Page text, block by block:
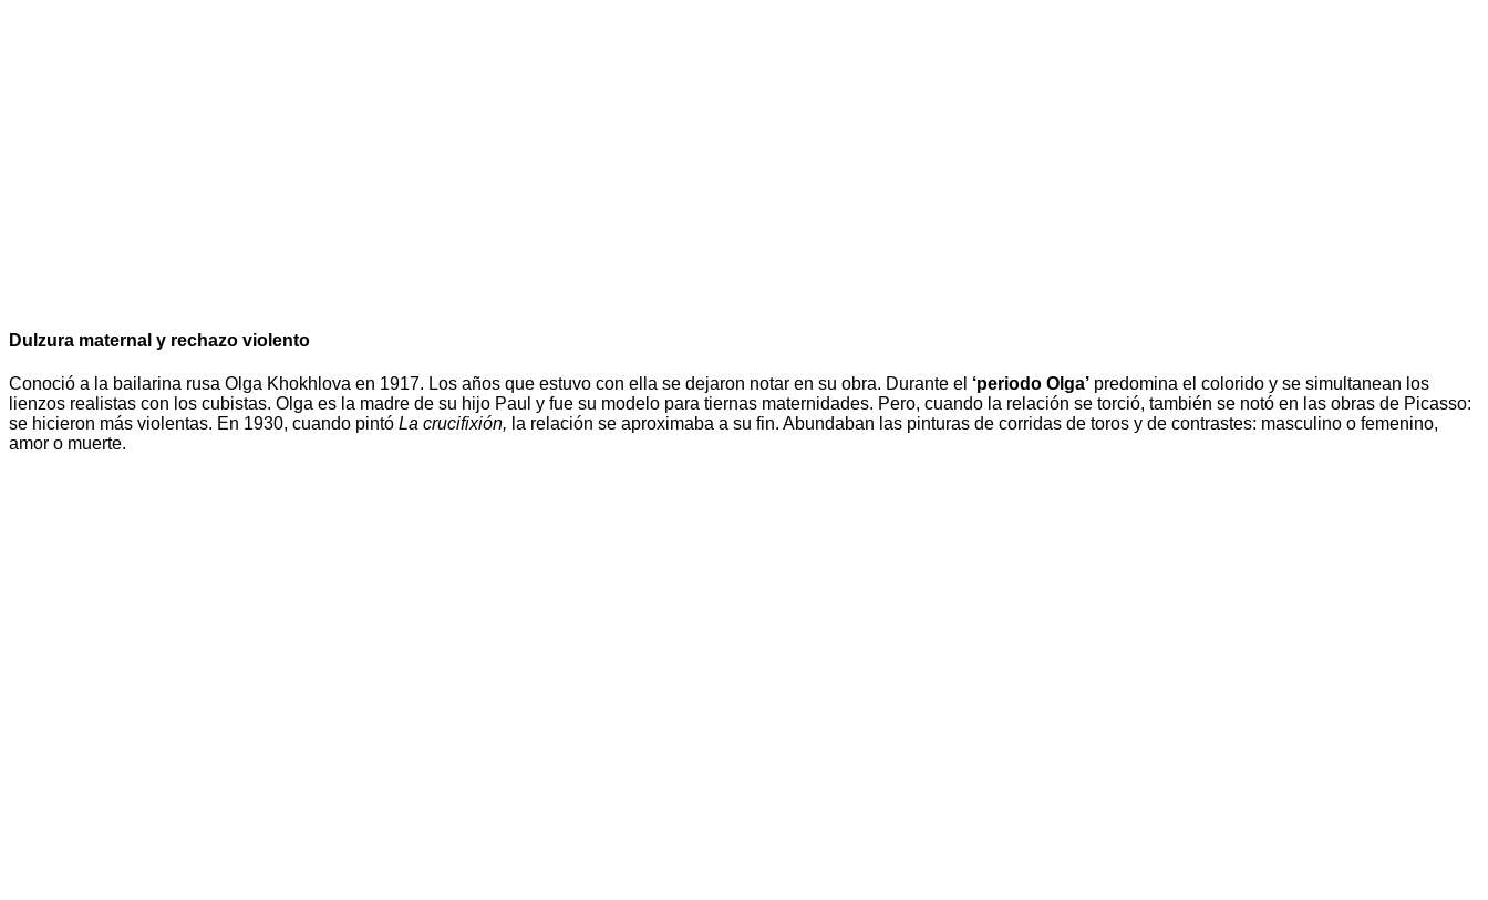
Dulzura maternal y rechazo violento
Conoció a la bailarina rusa Olga Khokhlova en 1917. Los años que estuvo con ella se dejaron notar en su obra. Durante el ‘periodo Olga’ predomina el colorido y se simultanean los
lienzos realistas con los cubistas. Olga es la madre de su hijo Paul y fue su modelo para tiernas maternidades. Pero, cuando la relación se torció, también se notó en las obras de Picasso:
se hicieron más violentas. En 1930, cuando pintó La crucifixión, la relación se aproximaba a su fin. Abundaban las pinturas de corridas de toros y de contrastes: masculino o femenino,
amor o muerte.